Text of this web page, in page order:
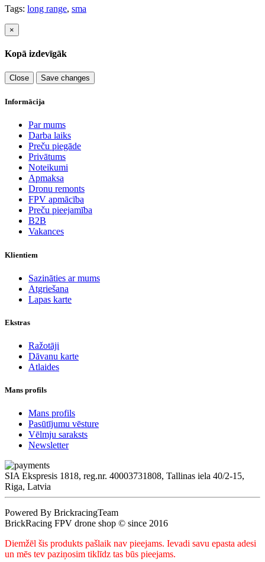
Tags: long range, sma
×
Kopā izdevīgāk
Close Save changes
Informācija
Par mums
Darba laiks
Preču piegāde
Privātums
Noteikumi
Apmaksa
Dronu remonts
FPV apmācība
Preču pieejamība
B2B
Vakances
Klientiem
Sazināties ar mums
Atgriešana
Lapas karte
Ekstras
Ražotāji
Dāvanu karte
Atlaides
Mans profils
Mans profils
Pasūtījumu vēsture
Vēlmju saraksts
Newsletter
SIA Ekspresis 1818, reg.nr. 40003731808, Tallinas iela 40/2-15,
Riga, Latvia
Powered By BrickracingTeam
BrickRacing FPV drone shop © since 2016
Diemžēl šis produkts pašlaik nav pieejams. Ievadi savu epasta adesi
un mēs tev paziņosim tiklīdz tas būs pieejams.